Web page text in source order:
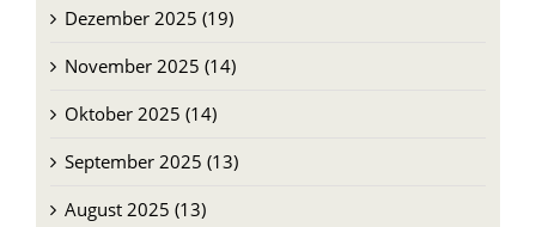
Dezember 2025 (19)
November 2025 (14)
Oktober 2025 (14)
September 2025 (13)
August 2025 (13)